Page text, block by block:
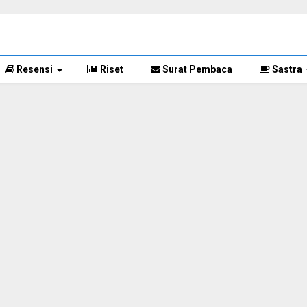
Resensi Riset Surat Pembaca Sastra